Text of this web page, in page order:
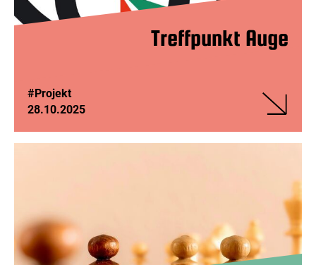
Treffpunkt Auge
#Projekt
28.10.2025
Treffpunkt